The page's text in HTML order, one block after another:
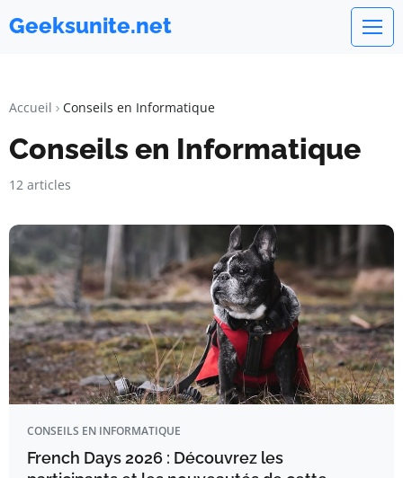
Geeksunite.net
Accueil Conseils en Informatique
Conseils en Informatique
12 articles
CONSEILS EN INFORMATIQUE
French Days 2026 : Découvrez les